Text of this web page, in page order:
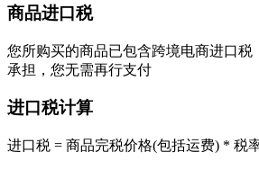
商品进口税
您所购买的商品已包含跨境电商进口税
承担，您无需再行支付
进口税计算
进口税 = 商品完税价格(包括运费) * 税